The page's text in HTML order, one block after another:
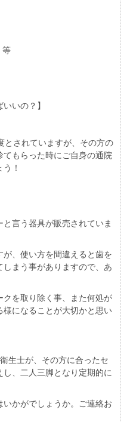
いの？】
とされていますが、その方の
もらった時にご自身の通院
！
言う器具が販売されていま
、使い方を間違えると歯を
まう事がありますので、あ
を取り除く事、また何処が
様になることが大切かと思い
生士が、その方に合ったセ
、二人三脚となり定期的に
かがでしょうか。ご連絡お